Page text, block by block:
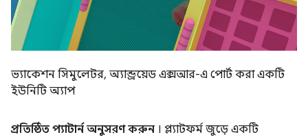
ভ্যাকেশন সিমুলেটর, অ্যান্ড্রয়েড এক্সআর-এ পোর্ট করা একটি
ইউনিটি অ্যাপ
প্রতিষ্ঠিত প্যাটার্ন অনুসরণ করুন । প্ল্যাটফর্ম জুড়ে একটি